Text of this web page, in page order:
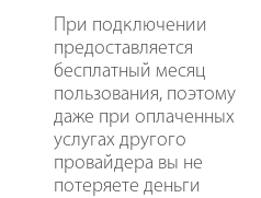
При подключении
предоставляется
бесплатный месяц
пользования, поэтому
даже при оплаченных
услугах другого
провайдера вы не
потеряете деньги